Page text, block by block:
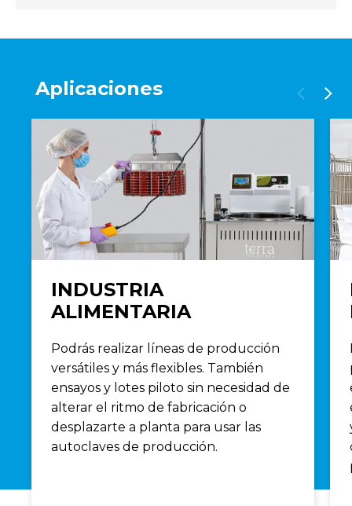
Aplicaciones
INDUSTRIA
ALIMENTARIA
Podrás realizar líneas de producción
versátiles y más flexibles. También
ensayos y lotes piloto sin necesidad de
alterar el ritmo de fabricación o
desplazarte a planta para usar las
autoclaves de producción.